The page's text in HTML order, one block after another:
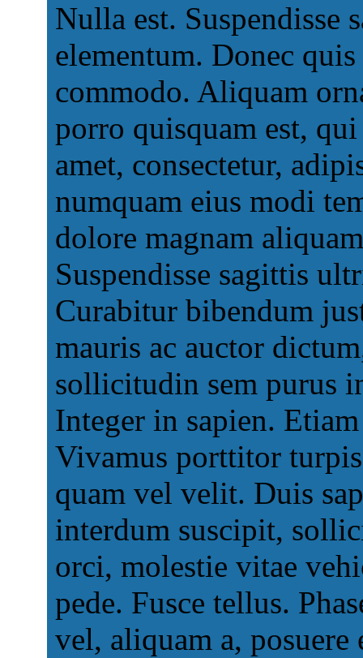
Nulla est. Suspendisse
elementum. Donec
commodo. Aliquam
porro quisquam est,
amet, consectetur,
numquam eius modi
dolore magnam
Suspendisse sagittis
Curabitur bibendum
mauris ac auctor
sollicitudin sem purus
Integer in sapien.
Vivamus porttitor
quam vel velit. Duis
interdum suscipit,
orci, molestie vitae
pede. Fusce tellus.
vel, aliquam a, posuere